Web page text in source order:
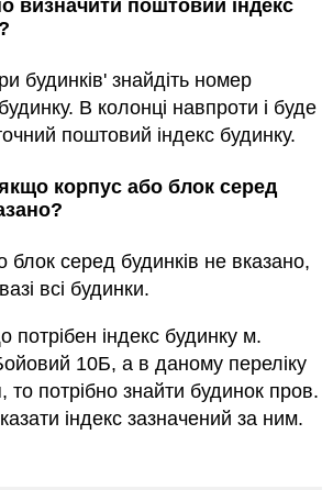
визначити поштовий індекс
будинків' знайдіть номер
В колонці навпроти і буде
поштовий індекс будинку.
корпус або блок серед
блок серед будинкiв не вказано,
всi будинки.
потрiбен індекс будинку м.
10Б, а в даному переліку
то потрібно знайти будинок пров.
індекс зазначений за ним.